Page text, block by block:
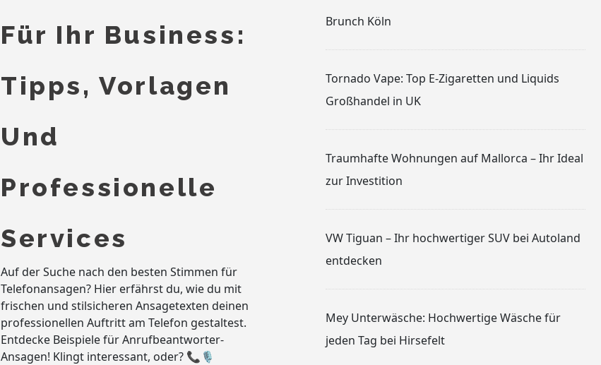
Für Ihr Business:
Tipps, Vorlagen
Und
Professionelle
Services
Auf der Suche nach den besten Stimmen für
Telefonansagen? Hier erfährst du, wie du mit
frischen und stilsicheren Ansagetexten deinen
professionellen Auftritt am Telefon gestaltest.
Entdecke Beispiele für Anrufbeantworter-
Ansagen! Klingt interessant, oder? 📞🎙️
Brunch Köln
Tornado Vape: Top E-Zigaretten und Liquids
Großhandel in UK
Traumhafte Wohnungen auf Mallorca – Ihr Ideal
zur Investition
VW Tiguan – Ihr hochwertiger SUV bei Autoland
entdecken
Mey Unterwäsche: Hochwertige Wäsche für
jeden Tag bei Hirsefelt